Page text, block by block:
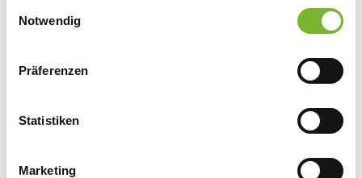
Datenschutzerklärung
Notwendig
Präferenzen
Statistiken
Marketing
Frau Herrmann
Tel:
030 5770221-0
Mail:support@novaheal.de